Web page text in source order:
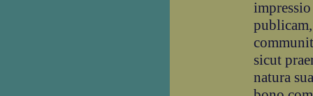
sicut
natura